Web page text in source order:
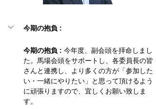
今期の抱負 :
今期の抱負 : 今年度、副会頭を拝命しまし
た。馬場会頭をサポートし、各委員長の皆
さんと連携し、より多くの方が「参加した
い・一緒にやりたい」と思って頂けるよう
に頑張りますので、宜しくお願い致しま
す。